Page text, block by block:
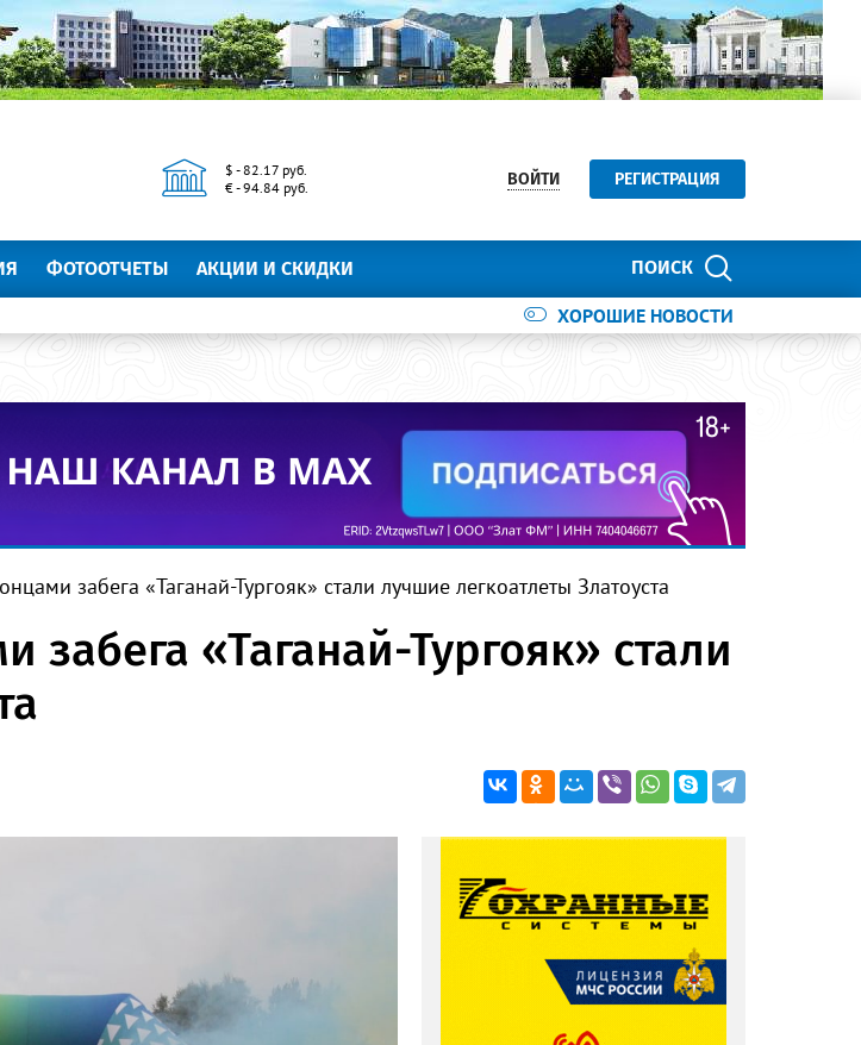
$ - 82.17 руб.
€ - 94.84 руб.
ВОЙТИ РЕГИСТРАЦИЯ
ПОИСК
ФОТООТЧЕТЫ АКЦИИ И СКИДКИ
ХОРОШИЕ НОВОСТИ
забега «Таганай-Тургояк» стали лучшие легкоатлеты Златоуста
«Таганай-Тургояк» стали